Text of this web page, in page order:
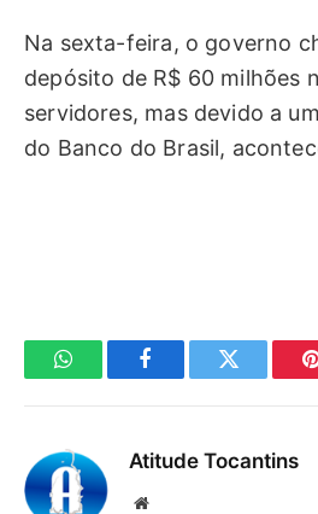
Na sexta-feira, o governo
depósito de R$ 60 milhões
servidores, mas devido a
do Banco do Brasil,
WhatsAppFacebookTwitter
Atitude Tocantins
Site